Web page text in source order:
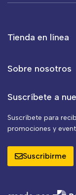
Tienda en línea
Sobre nosotros
Suscríbete a
Suscríbete para
promociones y
Suscribirme